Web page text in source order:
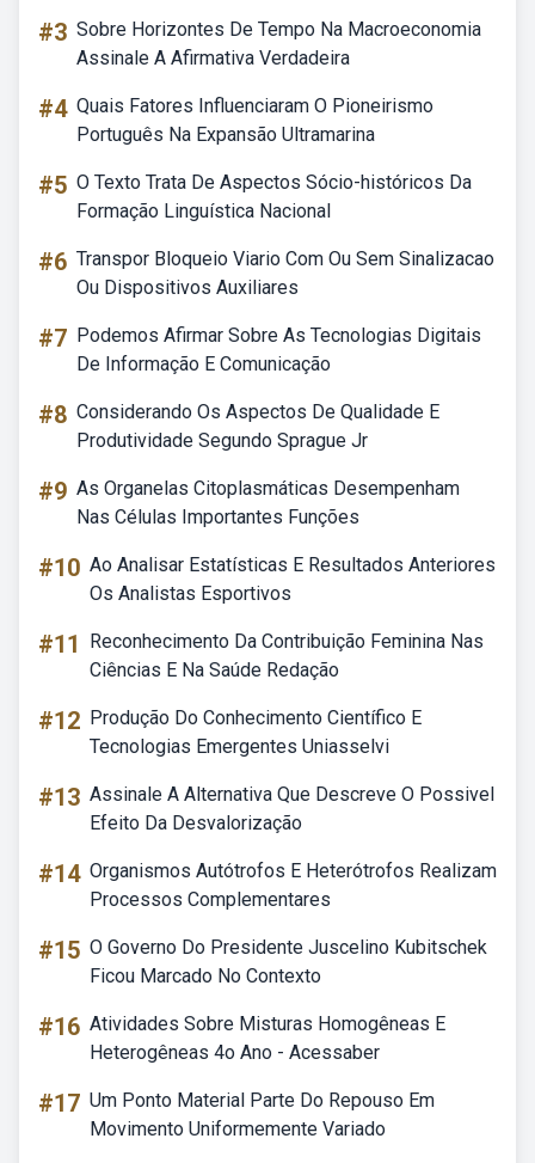
#3 Sobre Horizontes De Tempo Na Macroeconomia
Assinale A Afirmativa Verdadeira
#4 Quais Fatores Influenciaram O Pioneirismo
Português Na Expansão Ultramarina
#5 O Texto Trata De Aspectos Sócio-históricos Da
Formação Linguística Nacional
#6 Transpor Bloqueio Viario Com Ou Sem Sinalizacao
Ou Dispositivos Auxiliares
#7 Podemos Afirmar Sobre As Tecnologias Digitais
De Informação E Comunicação
#8 Considerando Os Aspectos De Qualidade E
Produtividade Segundo Sprague Jr
#9 As Organelas Citoplasmáticas Desempenham
Nas Células Importantes Funções
#10 Ao Analisar Estatísticas E Resultados Anteriores
Os Analistas Esportivos
#11
Reconhecimento Da Contribuição Feminina Nas
Ciências E Na Saúde Redação
#12 Produção Do Conhecimento Científico E
Tecnologias Emergentes Uniasselvi
#13 Assinale A Alternativa Que Descreve O Possivel
Efeito Da Desvalorização
#14 Organismos Autótrofos E Heterótrofos Realizam
Processos Complementares
#15 O Governo Do Presidente Juscelino Kubitschek
Ficou Marcado No Contexto
#16 Atividades Sobre Misturas Homogêneas E
Heterogêneas 4o Ano - Acessaber
#17 Um Ponto Material Parte Do Repouso Em
Movimento Uniformemente Variado